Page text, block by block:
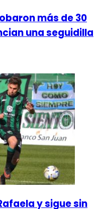
más de 30
una seguidilla
y sigue sin